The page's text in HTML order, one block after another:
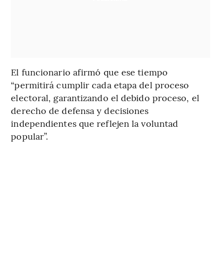
El funcionario afirmó que ese tiempo
“permitirá cumplir cada etapa del proceso
electoral, garantizando el debido proceso, el
derecho de defensa y decisiones
independientes que reflejen la voluntad
popular”.